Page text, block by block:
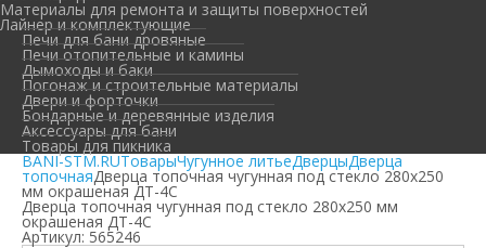
Материалы для ремонта и защиты поверхностей
Лайнер и комплектующие
Печи для бани дровяные
Печи отопительные и камины
Дымоходы и баки
Погонаж и строительные материалы
Двери и форточки
Бондарные и деревянные изделия
Аксессуары для бани
Товары для пикника
BANI-STM.RUТоварыЧугунное литьеДверцыДверца
топочнаяДверца топочная чугунная под стекло 280х250
мм окрашеная ДТ-4С
Дверца топочная чугунная под стекло 280х250 мм
окрашеная ДТ-4С
Артикул: 565246